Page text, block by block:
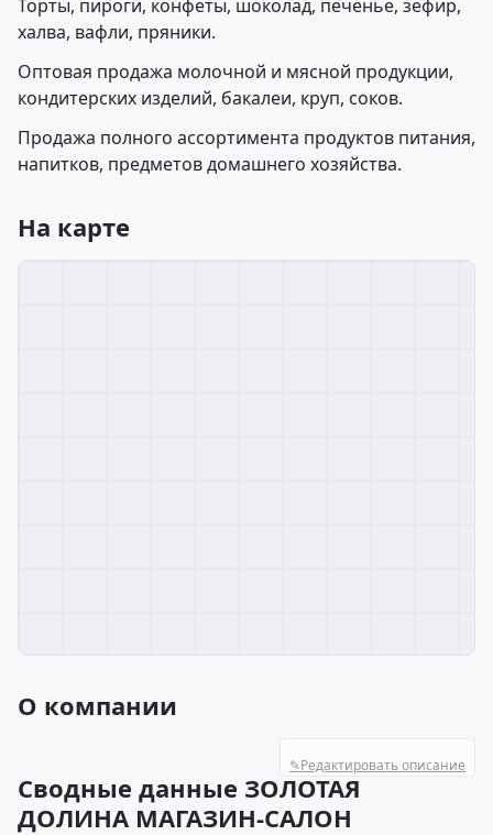
Торты, пироги, конфеты, шоколад, печенье, зефир,
халва, вафли, пряники.
Оптовая продажа молочной и мясной продукции,
кондитерских изделий, бакалеи, круп, соков.
Продажа полного ассортимента продуктов питания,
напитков, предметов домашнего хозяйства.
На карте
О компании
✎Редактировать описание
Сводные данные ЗОЛОТАЯ
ДОЛИНА МАГАЗИН-САЛОН